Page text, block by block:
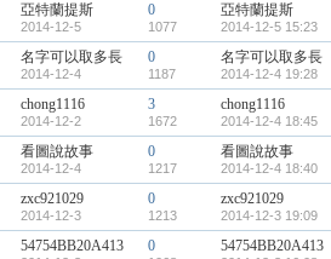
亞特蘭提斯
2014-12-5
0
1077
亞特蘭提斯
2014-12-5 15:23
名字可以取多長
2014-12-4
0
1187
名字可以取多長
2014-12-4 19:28
chong1116
2014-12-2
3
1672
chong1116
2014-12-4 18:45
看圖說故事
2014-12-4
0
1217
看圖說故事
2014-12-4 18:40
zxc921029
2014-12-3
0
1213
zxc921029
2014-12-3 19:09
54754BB20A413 0 54754BB20A413